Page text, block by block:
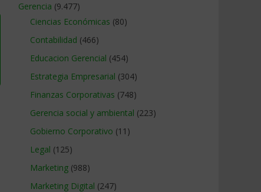
Gerencia (9.477)
Ciencias Económicas (80)
Contabilidad (466)
Educacion Gerencial (454)
Estrategia Empresarial (304)
Finanzas Corporativas (748)
Gerencia social y ambiental (223)
Gobierno Corporativo (11)
Legal (125)
Marketing (988)
Marketing Digital (247)